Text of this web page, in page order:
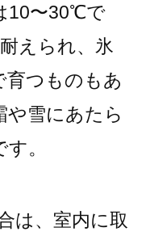
10〜30℃で
えられ、氷
育つものもあ
や雪にあたら
。
は、室内に取